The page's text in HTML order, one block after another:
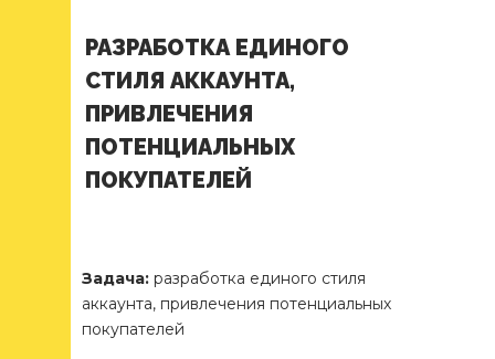
РАЗРАБОТКА ЕДИНОГО
СТИЛЯ АККАУНТА,
ПРИВЛЕЧЕНИЯ
ПОТЕНЦИАЛЬНЫХ
ПОКУПАТЕЛЕЙ
Задача: разработка единого стиля
аккаунта, привлечения потенциальных
покупателей